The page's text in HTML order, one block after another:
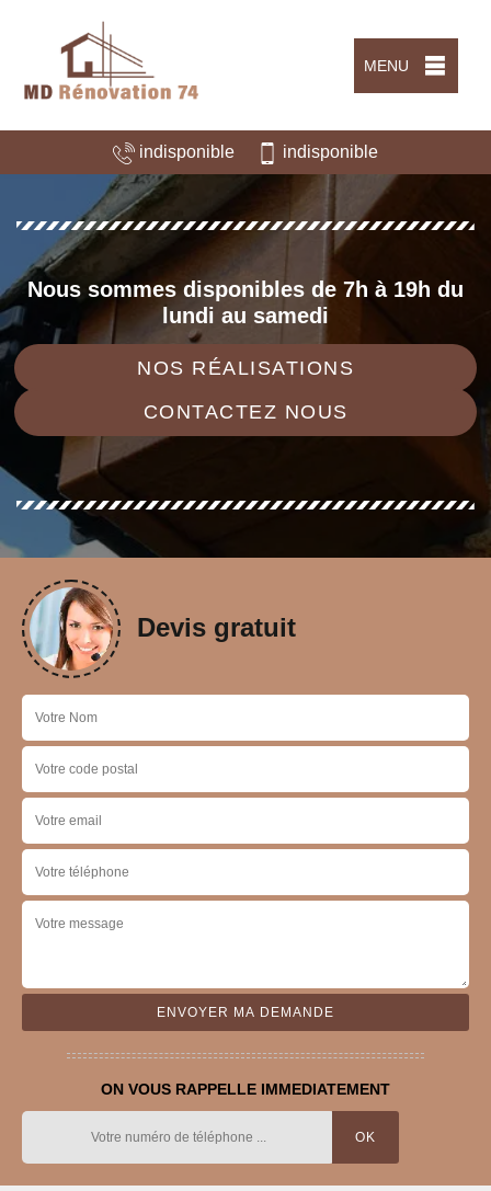
MENU
indisponible indisponible
Nous sommes disponibles de 7h à 19h du
lundi au samedi
NOS RÉALISATIONS
CONTACTEZ NOUS
Devis gratuit
ON VOUS RAPPELLE IMMEDIATEMENT